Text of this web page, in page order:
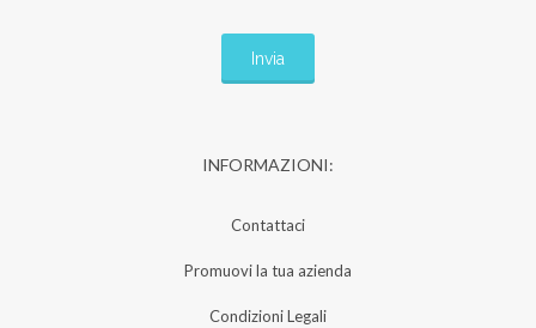
INFORMAZIONI:
Contattaci
Promuovi la tua azienda
Condizioni Legali